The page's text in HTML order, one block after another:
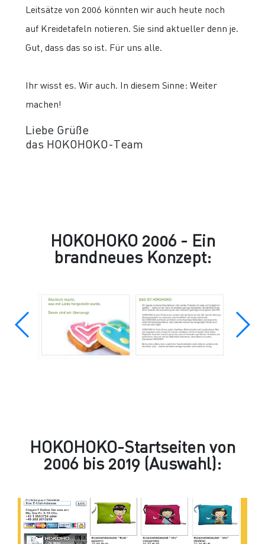
Leitsätze von 2006 könnten wir auch heute noch
auf Kreidetafeln notieren. Sie sind aktueller denn je.
Gut, dass das so ist. Für uns alle.
Ihr wisst es. Wir auch. In diesem Sinne: Weiter
machen!
Liebe Grüße
das HOKOHOKO-Team
HOKOHOKO 2006 - Ein
brandneues Konzept:
HOKOHOKO-Startseiten von
2006 bis 2019 (Auswahl):